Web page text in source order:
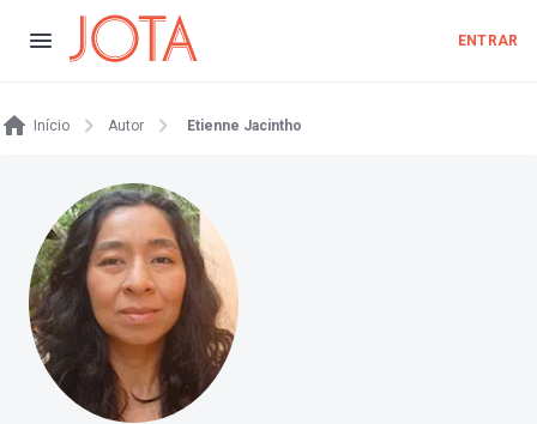
ENTRAR
Início Autor Etienne Jacintho